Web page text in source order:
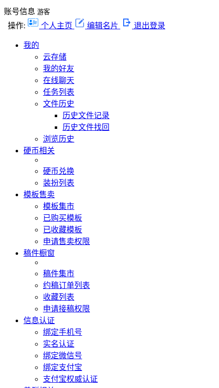
账号信息 游客
操作: 个人主页 编辑名片 退出登录
我的
云存储
我的好友
在线聊天
任务列表
文件历史
历史文件记录
历史文件找回
浏览历史
硬币相关
硬币兑换
装扮列表
模板售卖
模板集市
已购买模板
已收藏模板
申请售卖权限
稿件橱窗
稿件集市
约稿订单列表
收藏列表
申请接稿权限
信息认证
绑定手机号
实名认证
绑定微信号
绑定支付宝
支付宝权威认证